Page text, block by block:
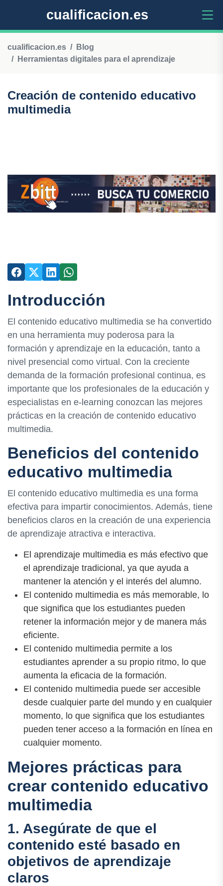
cualificacion.es
cualificacion.es
Blog
Herramientas digitales para el aprendizaje
Creación de contenido educativo
multimedia
Introducción
El contenido educativo multimedia se ha convertido
en una herramienta muy poderosa para la
formación y aprendizaje en la educación, tanto a
nivel presencial como virtual. Con la creciente
demanda de la formación profesional continua, es
importante que los profesionales de la educación y
especialistas en e-learning conozcan las mejores
prácticas en la creación de contenido educativo
multimedia.
Beneficios del contenido
educativo multimedia
El contenido educativo multimedia es una forma
efectiva para impartir conocimientos. Además, tiene
beneficios claros en la creación de una experiencia
de aprendizaje atractiva e interactiva.
El aprendizaje multimedia es más efectivo que
el aprendizaje tradicional, ya que ayuda a
mantener la atención y el interés del alumno.
El contenido multimedia es más memorable, lo
que significa que los estudiantes pueden
retener la información mejor y de manera más
eficiente.
El contenido multimedia permite a los
estudiantes aprender a su propio ritmo, lo que
aumenta la eficacia de la formación.
El contenido multimedia puede ser accesible
desde cualquier parte del mundo y en cualquier
momento, lo que significa que los estudiantes
pueden tener acceso a la formación en línea en
cualquier momento.
Mejores prácticas para
crear contenido educativo
multimedia
1. Asegúrate de que el
contenido esté basado en
objetivos de aprendizaje
claros